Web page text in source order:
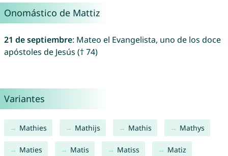
Onomástico de Mattiz
21 de septiembre: Mateo el Evangelista, uno de los doce
apóstoles de Jesús († 74)
Variantes
Mathies Mathijs Mathis Mathys
Maties Matis Matiss Matiz